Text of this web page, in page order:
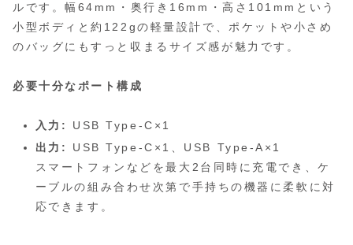
ルです。幅64mm・奥行き16mm・高さ101mmという
小型ボディと約122gの軽量設計で、ポケットや小さめ
のバッグにもすっと収まるサイズ感が魅力です。
必要十分なポート構成
入力:
USB Type-C×1
出力:
USB Type-C×1、USB Type-A×1
スマートフォンなどを最大2台同時に充電でき、ケ
ーブルの組み合わせ次第で手持ちの機器に柔軟に対
応できます。